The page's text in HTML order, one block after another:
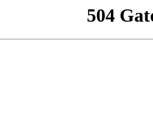
504